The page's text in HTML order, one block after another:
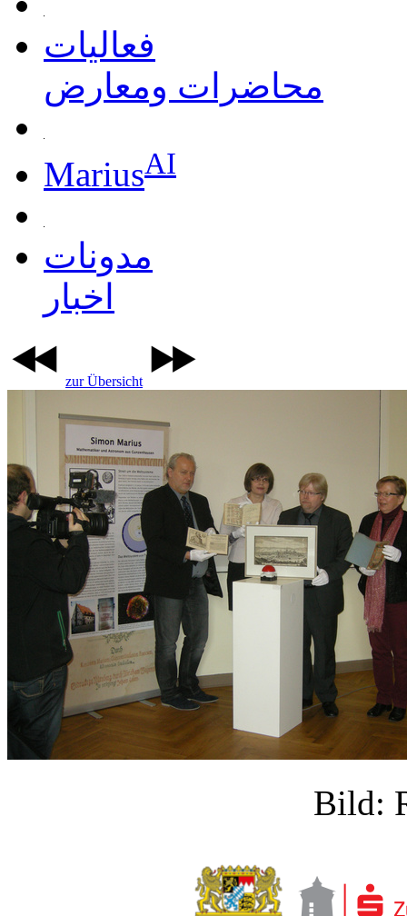
فعاليات
محاضرات ومعارض
MariusAI
مدونات
اخبار
zur Übersicht
Bild: